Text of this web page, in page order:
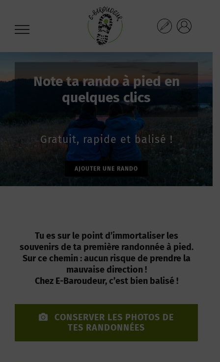
contenu
Note ta rando à pied en
quelques clics
Gratuit, rapide et balisé !
AJOUTER UNE RANDO
Tu es sur le point d’immortaliser les
souvenirs de ta première randonnée à pied.
Sur ce chemin : aucun risque de prendre la
mauvaise direction !
Chez E-Baroudeur, c’est bien balisé !
CONSERVER LES PHOTOS DE
TES RANDONNÉES